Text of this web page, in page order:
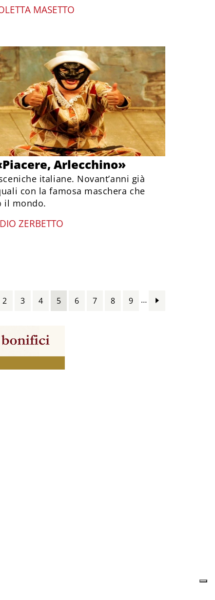
MASETTO
Arlecchino»
italiane. Novant’anni già
con la famosa maschera che
il mondo.
ZERBETTO
2 3 4 5 6 7 8 9 …